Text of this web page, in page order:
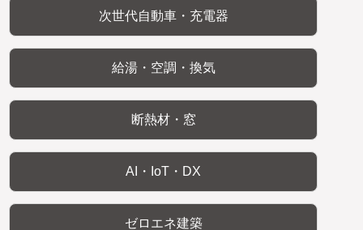
次世代自動車・充電器
給湯・空調・換気
断熱材・窓
AI・IoT・DX
ゼロエネ建築